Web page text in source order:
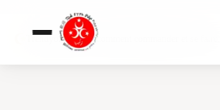
Trendyol France : comment commander et se faire...